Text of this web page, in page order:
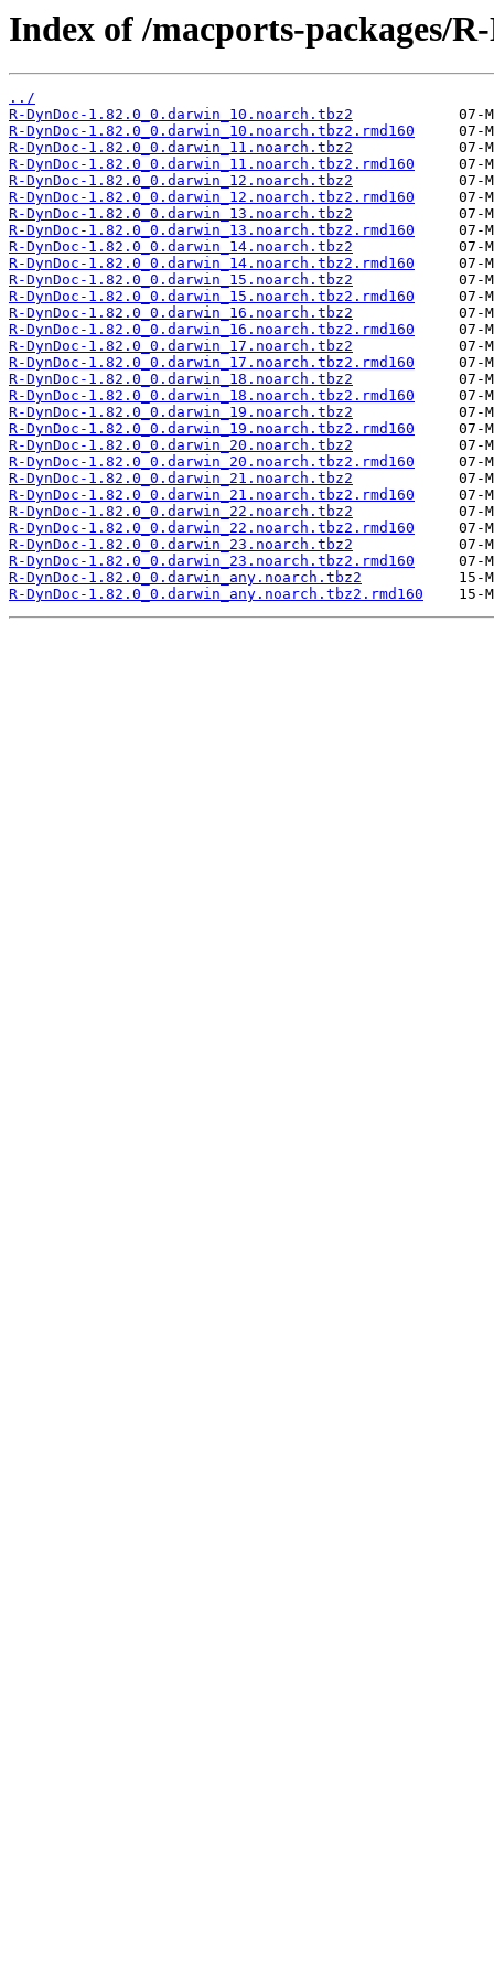
Index of /macports-packages/
../
R-DynDoc-1.82.0_0.darwin_10.noarch.tbz2
R-DynDoc-1.82.0_0.darwin_10.noarch.tbz2.rmd160
R-DynDoc-1.82.0_0.darwin_11.noarch.tbz2
R-DynDoc-1.82.0_0.darwin_11.noarch.tbz2.rmd160
R-DynDoc-1.82.0_0.darwin_12.noarch.tbz2
R-DynDoc-1.82.0_0.darwin_12.noarch.tbz2.rmd160
R-DynDoc-1.82.0_0.darwin_13.noarch.tbz2
R-DynDoc-1.82.0_0.darwin_13.noarch.tbz2.rmd160
R-DynDoc-1.82.0_0.darwin_14.noarch.tbz2
R-DynDoc-1.82.0_0.darwin_14.noarch.tbz2.rmd160
R-DynDoc-1.82.0_0.darwin_15.noarch.tbz2
R-DynDoc-1.82.0_0.darwin_15.noarch.tbz2.rmd160
R-DynDoc-1.82.0_0.darwin_16.noarch.tbz2
R-DynDoc-1.82.0_0.darwin_16.noarch.tbz2.rmd160
R-DynDoc-1.82.0_0.darwin_17.noarch.tbz2
R-DynDoc-1.82.0_0.darwin_17.noarch.tbz2.rmd160
R-DynDoc-1.82.0_0.darwin_18.noarch.tbz2
R-DynDoc-1.82.0_0.darwin_18.noarch.tbz2.rmd160
R-DynDoc-1.82.0_0.darwin_19.noarch.tbz2
R-DynDoc-1.82.0_0.darwin_19.noarch.tbz2.rmd160
R-DynDoc-1.82.0_0.darwin_20.noarch.tbz2
R-DynDoc-1.82.0_0.darwin_20.noarch.tbz2.rmd160
R-DynDoc-1.82.0_0.darwin_21.noarch.tbz2
R-DynDoc-1.82.0_0.darwin_21.noarch.tbz2.rmd160
R-DynDoc-1.82.0_0.darwin_22.noarch.tbz2
R-DynDoc-1.82.0_0.darwin_22.noarch.tbz2.rmd160
R-DynDoc-1.82.0_0.darwin_23.noarch.tbz2
R-DynDoc-1.82.0_0.darwin_23.noarch.tbz2.rmd160
R-DynDoc-1.82.0_0.darwin_any.noarch.tbz2
R-DynDoc-1.82.0_0.darwin_any.noarch.tbz2.rmd160